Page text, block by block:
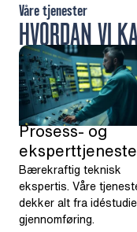
HVORDAN VI
Våre tjenester
Prosess- og
Bærekraftig teknisk
ekspertis. Våre
dekker alt fra
gjennomføring.